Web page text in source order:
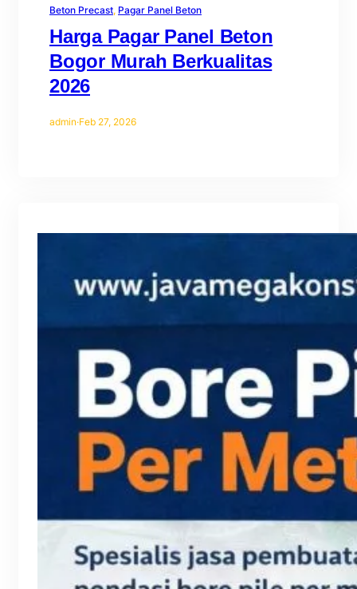
Beton Precast, Pagar Panel Beton
Harga Pagar Panel Beton
Bogor Murah Berkualitas
2026
admin·Feb 27, 2026